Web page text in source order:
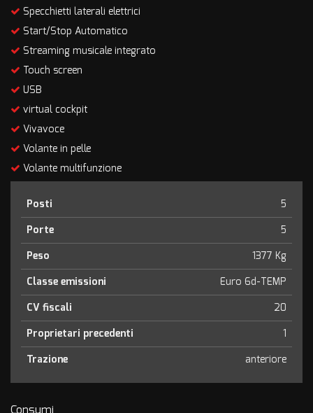
Specchietti laterali elettrici
Start/Stop Automatico
Streaming musicale integrato
Touch screen
USB
virtual cockpit
Vivavoce
Volante in pelle
Volante multifunzione
Posti
5
Porte
5
Peso
1377 Kg
Classe emissioni
Euro 6d-TEMP
CV fiscali
20
Proprietari precedenti
1
Trazione
anteriore
Consumi